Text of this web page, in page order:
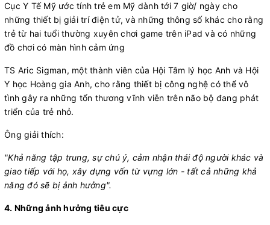
Cục Y Tế Mỹ ước tính trẻ em Mỹ dành tới 7 giờ/ ngày cho
những thiết bị giải trí điện tử, và những thông số khác cho rằng
trẻ từ hai tuổi thường xuyên chơi game trên iPad và có những
đồ chơi có màn hình cảm ứng
TS Aric Sigman, một thành viên của Hội Tâm lý học Anh và Hội
Y học Hoàng gia Anh, cho rằng thiết bị công nghệ có thể vô
tình gây ra những tổn thương vĩnh viễn trên não bộ đang phát
triển của trẻ nhỏ.
Ông giải thích:
"Khả năng tập trung, sự chú ý, cảm nhận thái độ người khác và
giao tiếp với họ, xây dựng vốn từ vựng lớn - tất cả những khả
năng đó sẽ bị ảnh hưởng".
4. Những ảnh hưởng tiêu cực